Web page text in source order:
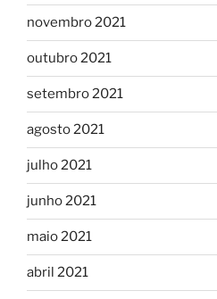
novembro 2021
outubro 2021
setembro 2021
agosto 2021
julho 2021
junho 2021
maio 2021
abril 2021